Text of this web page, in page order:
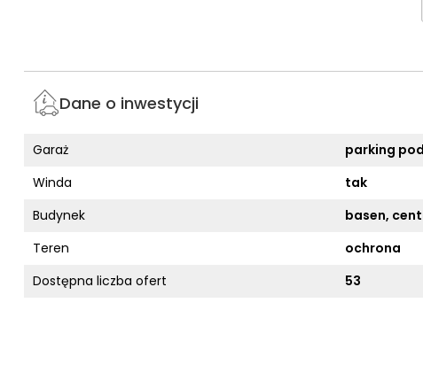
Dane o inwestycji
Garaż
parking
Winda
tak
Budynek
basen,
Teren
ochrona
Dostępna liczba ofert
53